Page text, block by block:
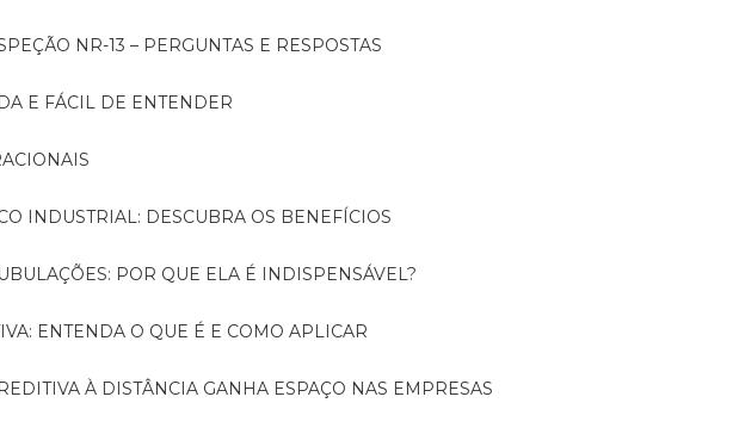
NR-13 – PERGUNTAS E RESPOSTAS
E FÁCIL DE ENTENDER
INDUSTRIAL: DESCUBRA OS BENEFÍCIOS
POR QUE ELA É INDISPENSÁVEL?
ENTENDA O QUE É E COMO APLICAR
À DISTÂNCIA GANHA ESPAÇO NAS EMPRESAS